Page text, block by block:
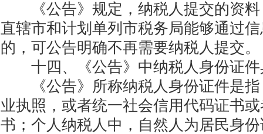
《公告》规定，纳税人提交的资料
直辖市和计划单列市税务局能够通过
的，可公告明确不再需要纳税人提交。
十四、《公告》中纳税人身份证件
《公告》所称纳税人身份证件是指
业执照，或者统一社会信用代码证书
书；个人纳税人中，自然人为居民身